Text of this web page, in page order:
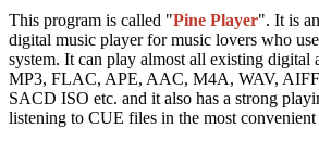
This program is called "Pine Player". It is
digital music player for music lovers who
system. It can play almost all existing digital
MP3, FLAC, APE, AAC, M4A, WAV,
SACD ISO etc. and it also has a strong
listening to CUE files in the most convenient